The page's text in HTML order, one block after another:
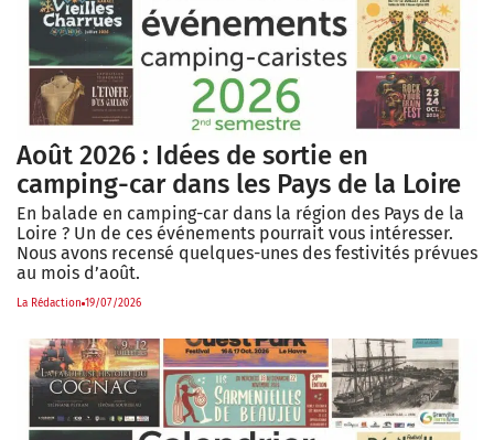
Août 2026 : Idées de sortie en
camping-car dans les Pays de la Loire
En balade en camping-car dans la région des Pays de la
Loire ? Un de ces événements pourrait vous intéresser.
Nous avons recensé quelques-unes des festivités prévues
au mois d’août.
La Rédaction 19/07/2026